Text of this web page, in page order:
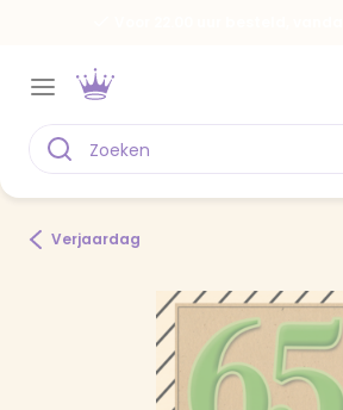
Verjaardag